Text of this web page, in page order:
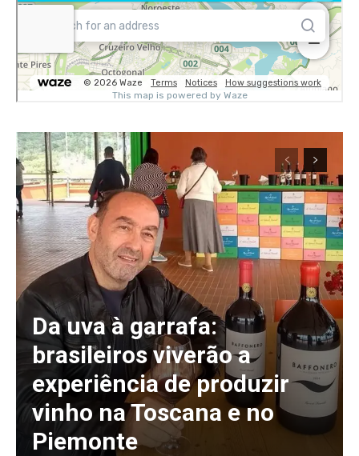
Da uva à garrafa:
brasileiros viverão a
experiência de produzir
vinho na Toscana e no
Piemonte